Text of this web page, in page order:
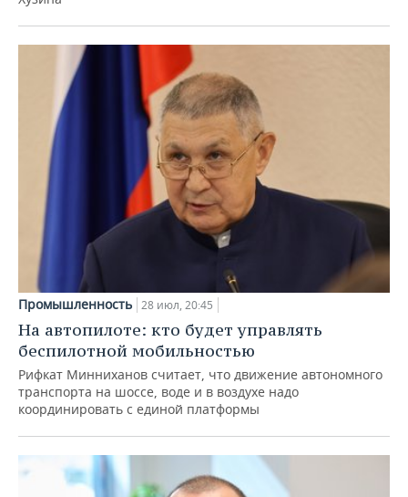
Промышленность 28 июл, 20:45
На автопилоте: кто будет управлять
беспилотной мобильностью
Рифкат Минниханов считает, что движение автономного
транспорта на шоссе, воде и в воздухе надо
координировать с единой платформы